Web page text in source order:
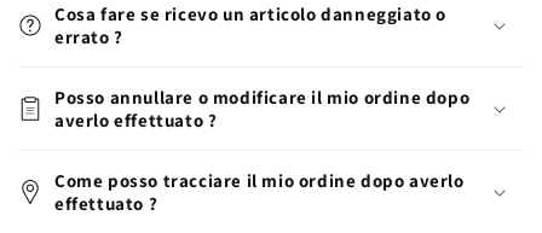
Cosa fare se ricevo un articolo danneggiato o
errato ?
Posso annullare o modificare il mio ordine dopo
averlo effettuato ?
Come posso tracciare il mio ordine dopo averlo
effettuato ?